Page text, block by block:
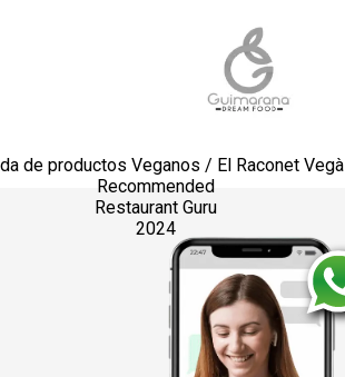
de productos Veganos / El Raconet Vegà
Recommended
Restaurant Guru
2024